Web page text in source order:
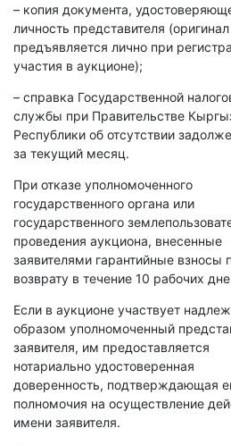
– копия документа,
личность представителя (оригинал
предъявляется лично при
участия в аукционе);
– справка Государственной
службы при Правительстве
Республики об отсутствии
за текущий месяц.
При отказе уполномоченного
государственного органа или
государственного
проведения аукциона, внесенные
заявителями гарантийные взносы
возврату в течение 10 рабочих
Если в аукционе участвует
образом уполномоченный
заявителя, им предоставляется
нотариально удостоверенная
доверенность, подтверждающая
полномочия на осуществление
имени заявителя.